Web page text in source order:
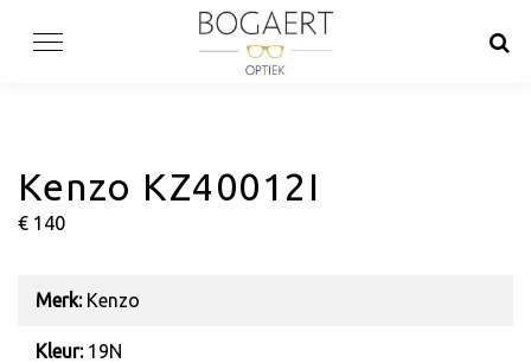
Kenzo KZ40012I
€ 140
Merk:Kenzo
Kleur:19N